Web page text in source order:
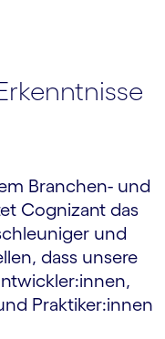
Branchen- und
Cognizant das
und
dass unsere
Praktiker:innen